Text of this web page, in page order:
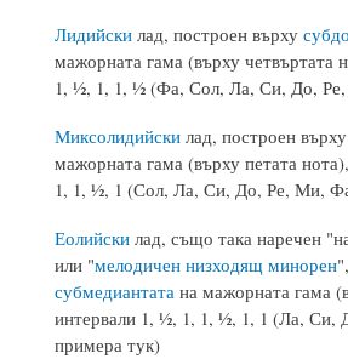
Лидийски лад, построен върху
мажорната гама (върху четвъртата
1, ½, 1, 1, ½ (Фа, Сол, Ла, Си, До,
Миксолидийски лад, построен върху
мажорната гама (върху петата
1, 1, ½, 1 (Сол, Ла, Си, До, Ре, Ми,
Еолийски лад, също така наречен
или "мелодичен низходящ минорен
субмедиантата на мажорната гама
интервали 1, ½, 1, 1, ½, 1, 1 (Ла,
примера тук)